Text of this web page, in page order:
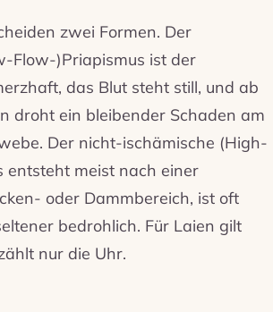
zwei Formen. Der
Flow-)Priapismus ist der
das Blut steht still, und ab
droht ein bleibender Schaden am
Der nicht-ischämische (High-
entsteht meist nach einer
oder Dammbereich, ist oft
bedrohlich. Für Laien gilt
nur die Uhr.